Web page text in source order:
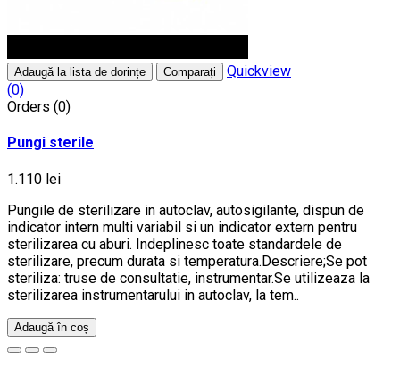
Adaugă la lista de dorințe Comparați
Quickview
(0)
Orders (0)
Pungi sterile
1.110 lei
Pungile de sterilizare in autoclav, autosigilante, dispun de
indicator intern multi variabil si un indicator extern pentru
sterilizarea cu aburi. Indeplinesc toate standardele de
sterilizare, precum durata si temperatura.Descriere;Se pot
steriliza: truse de consultatie, instrumentar.Se utilizeaza la
sterilizarea instrumentarului in autoclav, la tem..
Adaugă în coș